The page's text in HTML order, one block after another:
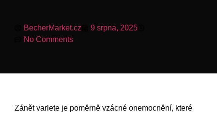
BecherMarket.cz 9 srpna, 2025
No Comments
Zánět varlete je poměrně vzácné onemocnění, které